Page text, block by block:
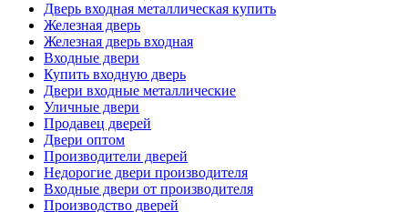
Дверь входная металлическая купить
Железная дверь
Железная дверь входная
Входные двери
Купить входную дверь
Двери входные металлические
Уличные двери
Продавец дверей
Двери оптом
Производители дверей
Недорогие двери производителя
Входные двери от производителя
Производство дверей